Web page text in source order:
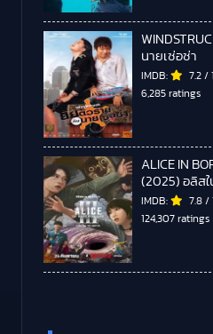
นายเซ่อซ่า
IMDB: 7.2 /
6,285 ratings
ALICE IN
(2025) อลิส
IMDB: 7.8 /
124,307 ratings